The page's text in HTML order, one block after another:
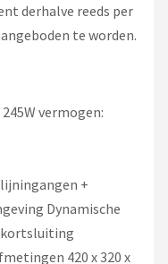
derhalve reeds per
te worden.
vermogen:
lijningangen +
Dynamische
kortsluiting
420 x 320 x